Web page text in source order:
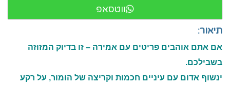
ווטסאפ
תיאור:
אם אתם אוהבים פריטים עם אמירה – זו בדיוק המזוזה
בשבילכם.
ינשוף אדום עם עיניים חכמות וקריצה של הומור, על רקע